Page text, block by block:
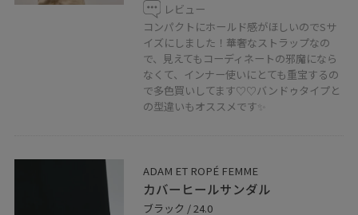
藤井大丸店のInstagramが出来ました！
是非フォローをお願い致します！
adametrope_fujiidaimaru
LINEで京都藤井大丸スタッフに相談は
レビュー
コンパクトにホールド感がほしいのでSサ
イズにしました！華奢なストラップなの
で、見えてもコーディネートの邪魔になら
なくて、インナー使いにとても重宝するの
で多色買いしてます♡♡バンドゥタイプと
の型違いもオススメです✨
ADAM ET ROPÉ FEMME
カバーヒールサンダル
ブラック / 24.0